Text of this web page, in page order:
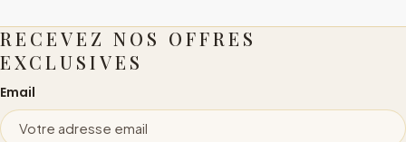
RECEVEZ NOS OFFRES
EXCLUSIVES
Email